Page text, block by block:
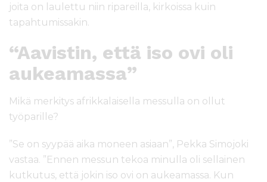
joita on laulettu niin ripareilla, kirkoissa kuin
tapahtumissakin.
“Aavistin, että iso ovi oli
aukeamassa”
Mikä merkitys afrikkalaisella messulla on ollut
työparille?
”Se on syypää aika moneen asiaan”, Pekka Simojoki
vastaa. ”Ennen messun tekoa minulla oli sellainen
kutkutus, että jokin iso ovi on aukeamassa. Kun